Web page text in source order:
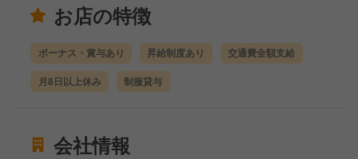
お店の特徴
ボーナス・賞与あり 昇給制度あり 交通費全額支給
月8日以上休み 制服貸与
会社情報